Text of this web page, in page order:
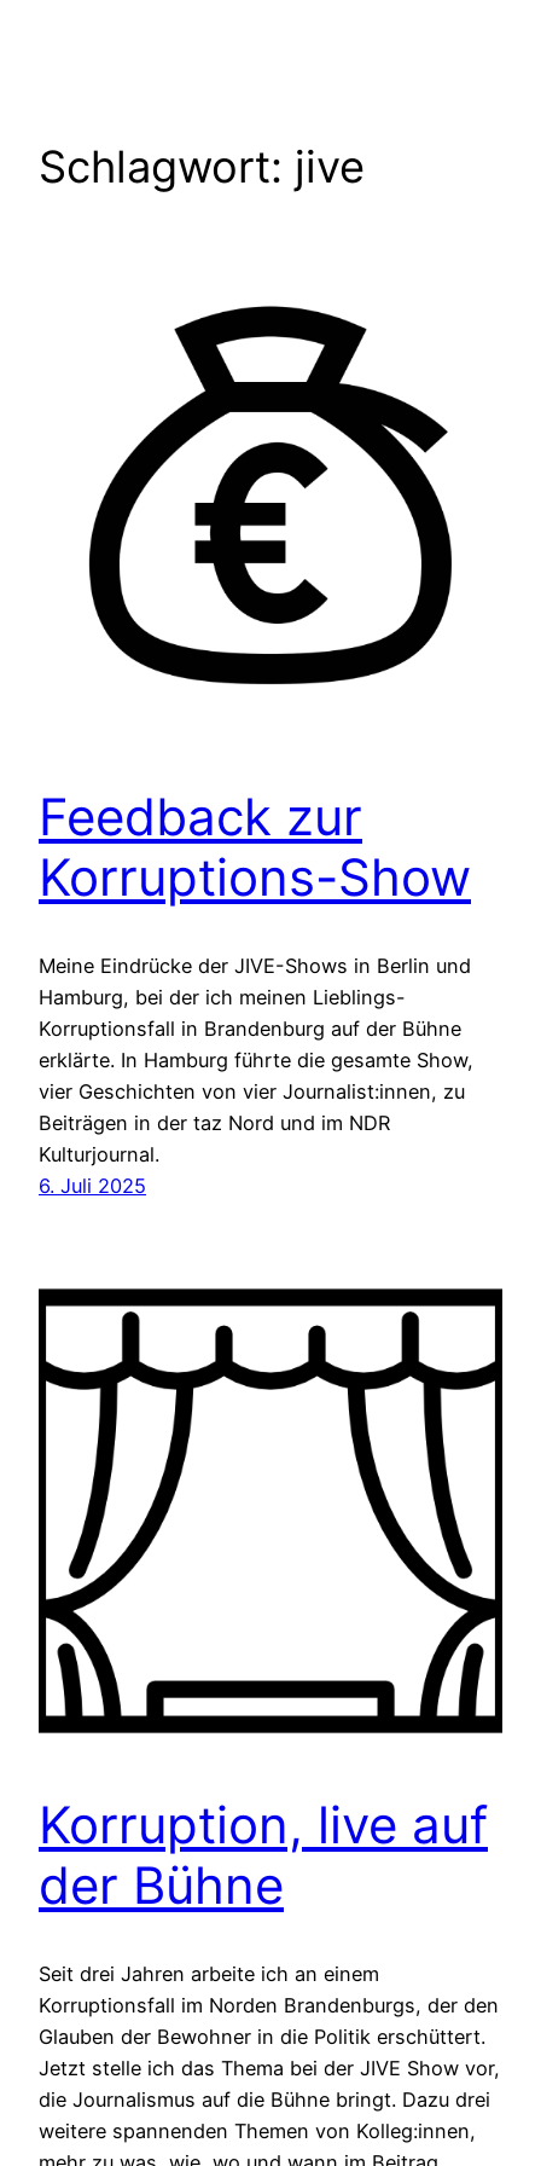
Schlagwort: jive
Feedback zur
Korruptions-Show
Meine Eindrücke der JIVE-Shows in Berlin und
Hamburg, bei der ich meinen Lieblings-
Korruptionsfall in Brandenburg auf der Bühne
erklärte. In Hamburg führte die gesamte Show,
vier Geschichten von vier Journalist:innen, zu
Beiträgen in der taz Nord und im NDR
Kulturjournal.
6. Juli 2025
Korruption, live auf
der Bühne
Seit drei Jahren arbeite ich an einem
Korruptionsfall im Norden Brandenburgs, der den
Glauben der Bewohner in die Politik erschüttert.
Jetzt stelle ich das Thema bei der JIVE Show vor,
die Journalismus auf die Bühne bringt. Dazu drei
weitere spannenden Themen von Kolleg:innen,